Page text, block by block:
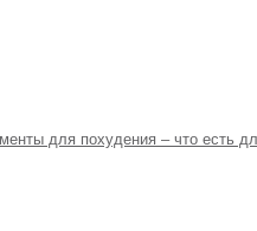
для похудения – что есть